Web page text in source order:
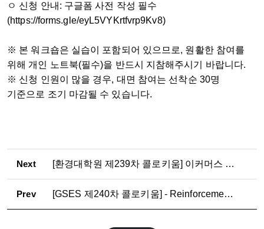
ㅇ 신청 안내: 구글폼 사전 작성 필수
(https://forms.gle/eyL5VYKrtfvrp9Kv8)
※ 본 워크숍은 실습이 포함되어 있으므로, 원활한 참여를
위해 개인 노트북(필수)을 반드시 지참해주시기 바랍니다.
※ 신청 인원이 많을 경우, 대면 참여는 선착순 30명
기준으로 조기 마감될 수 있습니다.
Next [환경대학원 제239차 콜로키움] 이커머스 확산과 상업용 부동산 임대료의 변화: 한국 상업용 부동산 시장의 증거 (6/4)
Prev [GSES 제240차 콜로키움] - Reinforcement Learning-based adaptive planning of charging infrastructure